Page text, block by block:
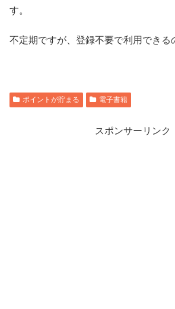
す。
不定期ですが、登録不要で利用できる
ポイントが貯まる 電子書籍
スポンサーリンク